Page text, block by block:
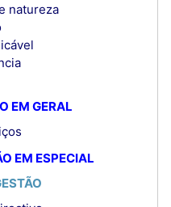
natureza
EM GERAL
EM ESPECIAL